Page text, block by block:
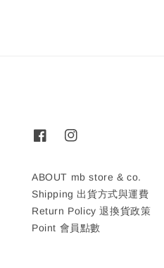
ABOUT mb store & co.
Shipping 出貨方式與運費
Return Policy 退換貨政策
Point 會員點數